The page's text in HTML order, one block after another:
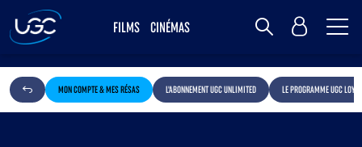
FILMS CINÉMAS MY UGC
MON COMPTE & MES RÉSAS L'ABONNEMENT UGC UNLIMITED LE PROGRAMME UGC